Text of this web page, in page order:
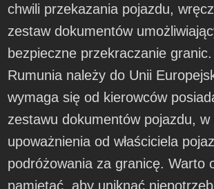
chwili przekazania pojazdu,
zestaw dokumentów
bezpieczne przekraczanie
Rumunia należy do Unii
wymaga się od kierowców
zestawu dokumentów pojazdu, w
upoważnienia od właściciela
podróżowania za granicę. Warto
pamiętać, aby uniknąć